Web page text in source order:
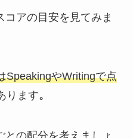
コアの目安を見てみま
SpeakingやWritingで点
ります。